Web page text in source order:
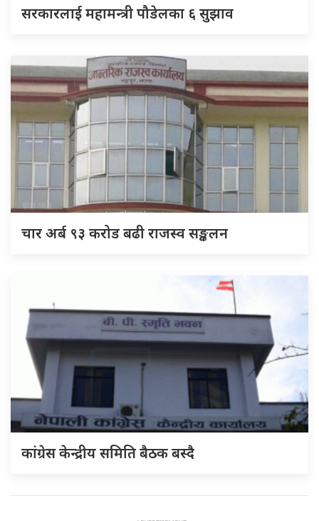
सरकारलाई महामन्त्री पौडेलका ६ सुझाव
चार अर्ब ९३ करोड बढी राजस्व सङ्कलन
कांग्रेस केन्द्रीय समिति बैठक बस्दै